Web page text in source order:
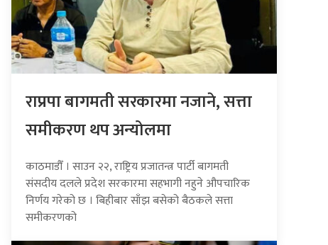
राप्रपा बागमती सरकारमा नजाने, सत्ता
समीकरण थप अन्योलमा
काठमाडौँ । साउन २२, राष्ट्रिय प्रजातन्त्र पार्टी बागमती
संसदीय दलले प्रदेश सरकारमा सहभागी नहुने औपचारिक
निर्णय गरेको छ । बिहीबार साँझ बसेको बैठकले सत्ता
समीकरणको